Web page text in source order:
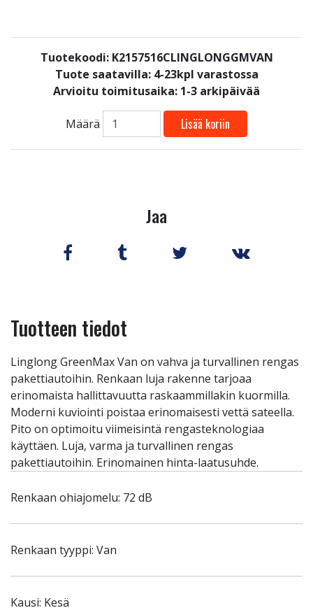
Tuotekoodi: K2157516CLINGLONGGMVAN
Tuote saatavilla: 4-23kpl varastossa
Arvioitu toimitusaika: 1-3 arkipäivää
Määrä Lisää koriin
Jaa
Tuotteen tiedot
Linglong GreenMax Van on vahva ja turvallinen rengas
pakettiautoihin. Renkaan luja rakenne tarjoaa
erinomaista hallittavuutta raskaammillakin kuormilla.
Moderni kuviointi poistaa erinomaisesti vettä sateella.
Pito on optimoitu viimeisintä rengasteknologiaa
käyttäen. Luja, varma ja turvallinen rengas
pakettiautoihin. Erinomainen hinta-laatusuhde.
Renkaan ohiajomelu: 72 dB
Renkaan tyyppi: Van
Kausi: Kesä